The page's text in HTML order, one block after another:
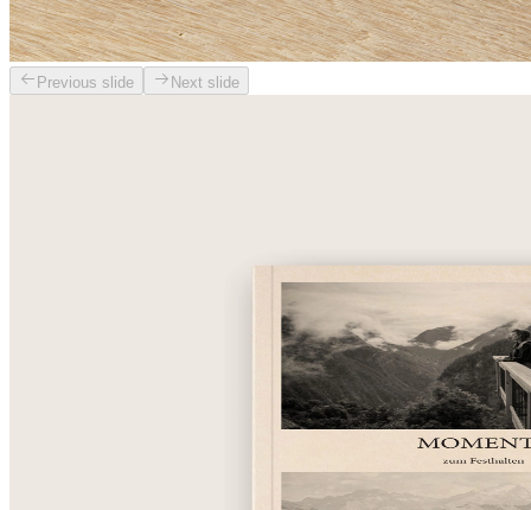
Previous slide Next slide